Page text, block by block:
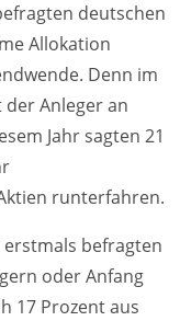
deutschen
Allokation
Denn im
der Anleger an
Jahr sagten 21
runterfahren.
befragten
oder Anfang
17 Prozent aus